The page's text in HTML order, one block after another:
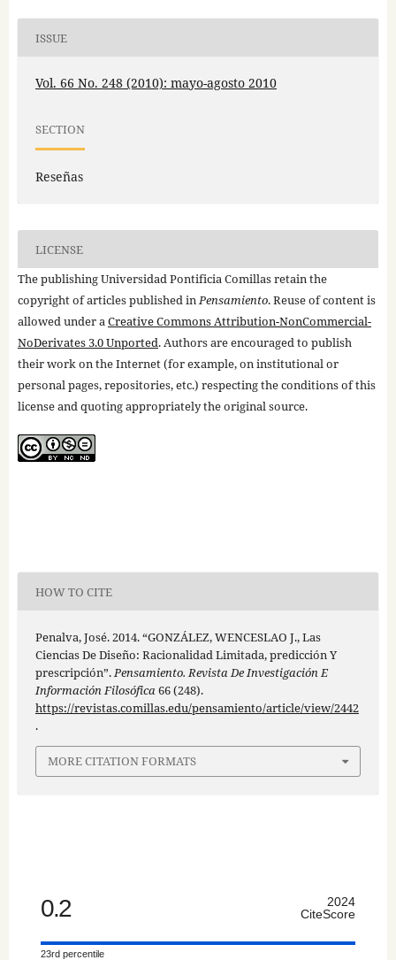
ISSUE
Vol. 66 No. 248 (2010): mayo-agosto 2010
SECTION
Reseñas
LICENSE
The publishing Universidad Pontificia Comillas retain the
copyright of articles published inPensamiento. Reuse of content is
allowed under aCreative Commons Attribution-NonCommercial-
NoDerivates 3.0 Unported. Authors are encouraged to publish
their work on the Internet (for example, on institutional or
personal pages, repositories, etc.) respecting the conditions of this
license and quoting appropriately the original source.
HOW TO CITE
Penalva, José. 2014. “GONZÁLEZ, WENCESLAO J., Las
Ciencias De Diseño: Racionalidad Limitada, predicción Y
prescripción”.Pensamiento. Revista De Investigación E
Información Filosófica66 (248).
https://revistas.comillas.edu/pensamiento/article/view/2442
.
MORE CITATION FORMATS
0.2
2024
CiteScore
23rd percentile